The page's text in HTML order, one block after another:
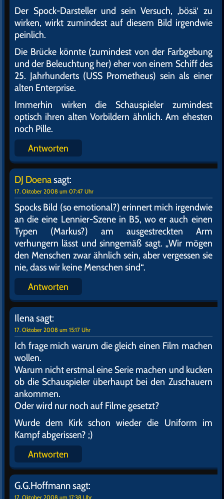
Der Spock-Darsteller und sein Versuch, ‚bösä‘ zu
wirken, wirkt zumindest auf diesem Bild irgendwie
peinlich.
Die Brücke könnte (zumindest von der Farbgebung
und der Beleuchtung her) eher von einem Schiff des
25. Jahrhunderts (USS Prometheus) sein als einer
alten Enterprise.
Immerhin wirken die Schauspieler zumindest
optisch ihren alten Vorbildern ähnlich. Am ehesten
noch Pille.
Antworten
DJ Doenasagt:
17. Oktober 2008 um 07:47 Uhr
Spocks Bild (so emotional?) erinnert mich irgendwie
an die eine Lennier-Szene in B5, wo er auch einen
Typen (Markus?) am ausgestreckten Arm
verhungern lässt und sinngemäß sagt. „Wir mögen
den Menschen zwar ähnlich sein, aber vergessen sie
nie, dass wir keine Menschen sind“.
Antworten
Ilenasagt:
17. Oktober 2008 um 15:17 Uhr
Ich frage mich warum die gleich einen Film machen
wollen.
Warum nicht erstmal eine Serie machen und kucken
ob die Schauspieler überhaupt bei den Zuschauern
ankommen.
Oder wird nur noch auf Filme gesetzt?
Wurde dem Kirk schon wieder die Uniform im
Kampf abgerissen? ;)
Antworten
G.G.Hoffmannsagt:
17. Oktober 2008 um 17:38 Uhr